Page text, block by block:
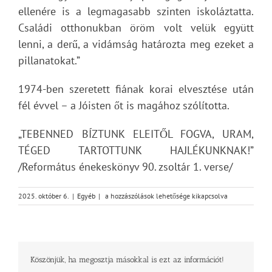
ellenére is a legmagasabb szinten iskoláztatta.
Családi otthonukban öröm volt velük együtt
lenni, a derű, a vidámság határozta meg ezeket a
pillanatokat.”
1974-ben szeretett fiának korai elvesztése után
fél évvel – a Jóisten őt is magához szólította.
„TEBENNED BÍZTUNK ELEITŐL FOGVA, URAM,
TÉGED TARTOTTUNK HAJLÉKUNKNAK!”
/Református énekeskönyv 90. zsoltár 1. verse/
2025. október 6. | Egyéb | Kertész
Lajos
a hozzászólások lehetősége kikapcsolva
Köszönjük, ha megosztja másokkal is ezt az információt!